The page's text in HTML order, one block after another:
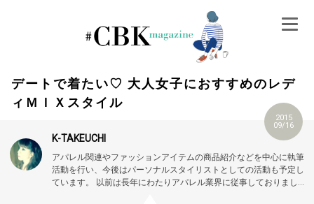
デートで着たい♡ 大人女子におすすめのレデ
ィＭＩＸスタイル
2015
09/16
K-TAKEUCHI
アパレル関連やファッションアイテムの商品紹介などを中心に執筆
活動を行い、今後はパーソナルスタイリストとしての活動も予定し
ています。
以前は長年にわたりアパレル業界に従事しておりました